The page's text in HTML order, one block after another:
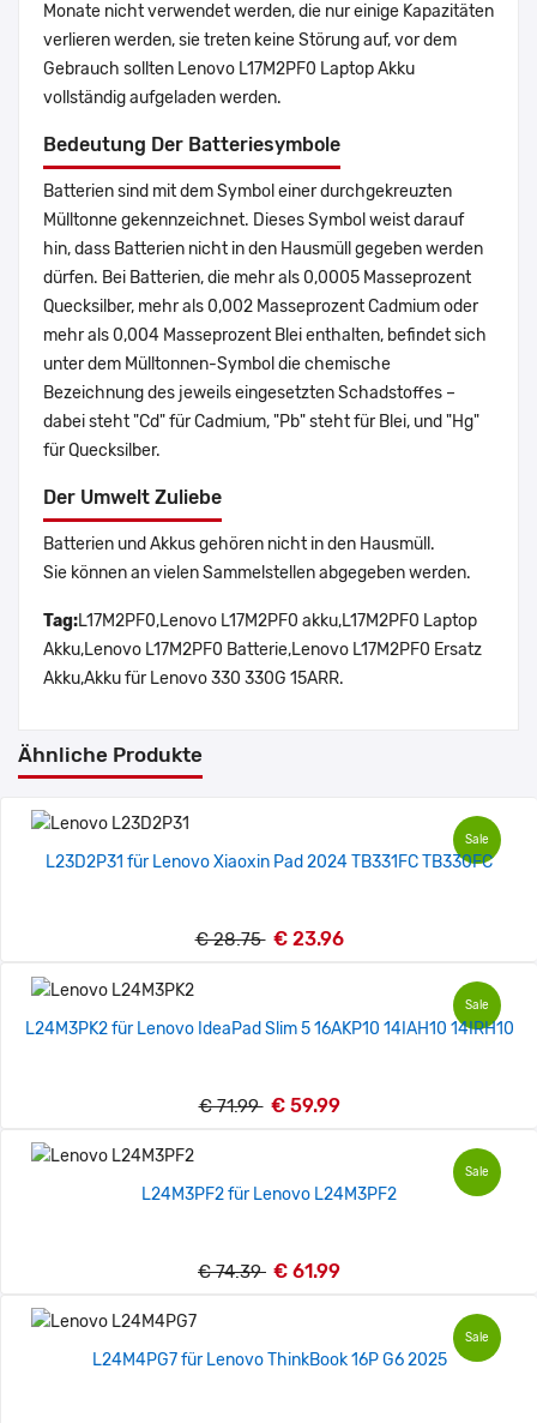
Monate nicht verwendet werden, die nur einige Kapazitäten
verlieren werden, sie treten keine Störung auf, vor dem
Gebrauch sollten Lenovo L17M2PF0 Laptop Akku
vollständig aufgeladen werden.
Bedeutung Der Batteriesymbole
Batterien sind mit dem Symbol einer durchgekreuzten
Mülltonne gekennzeichnet. Dieses Symbol weist darauf
hin, dass Batterien nicht in den Hausmüll gegeben werden
dürfen. Bei Batterien, die mehr als 0,0005 Masseprozent
Quecksilber, mehr als 0,002 Masseprozent Cadmium oder
mehr als 0,004 Masseprozent Blei enthalten, befindet sich
unter dem Mülltonnen-Symbol die chemische
Bezeichnung des jeweils eingesetzten Schadstoffes –
dabei steht "Cd" für Cadmium, "Pb" steht für Blei, und "Hg"
für Quecksilber.
Der Umwelt Zuliebe
Batterien und Akkus gehören nicht in den Hausmüll.
Sie können an vielen Sammelstellen abgegeben werden.
Tag:L17M2PF0,Lenovo L17M2PF0 akku,L17M2PF0 Laptop
Akku,Lenovo L17M2PF0 Batterie,Lenovo L17M2PF0 Ersatz
Akku,Akku für Lenovo 330 330G 15ARR.
Ähnliche Produkte
Sale
L23D2P31 für Lenovo Xiaoxin Pad 2024 TB331FC TB330FC
€ 28.75 € 23.96
Sale
L24M3PK2 für Lenovo IdeaPad Slim 5 16AKP10 14IAH10 14IRH10
€ 71.99 € 59.99
Sale
L24M3PF2 für Lenovo L24M3PF2
€ 74.39 € 61.99
Sale
L24M4PG7 für Lenovo ThinkBook 16P G6 2025